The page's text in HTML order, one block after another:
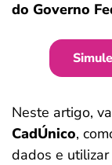
do Governo
Neste artigo,
CadÚnico,
dados e